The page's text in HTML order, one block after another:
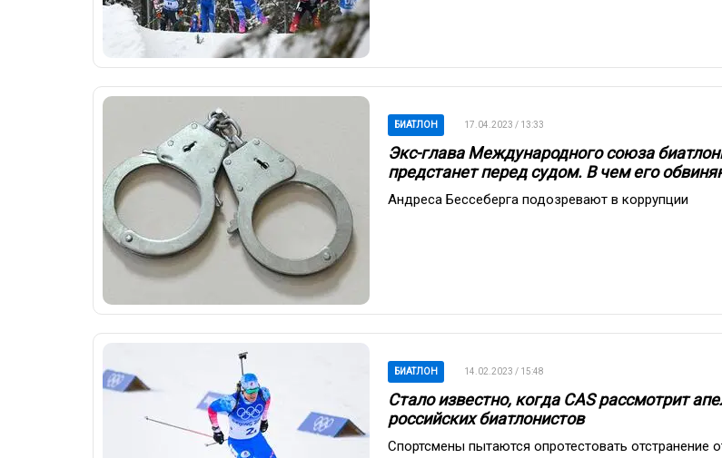
БИАТЛОН 17.04.2023 / 13:33
Экс-глава Международного союза
предстанет перед судом. В чем его
Андреса Бессеберга подозревают в коррупции
БИАТЛОН 14.02.2023 / 15:48
Стало известно, когда CAS рассмотрит
российских биатлонистов
Спортсмены пытаются опротестовать отстранение